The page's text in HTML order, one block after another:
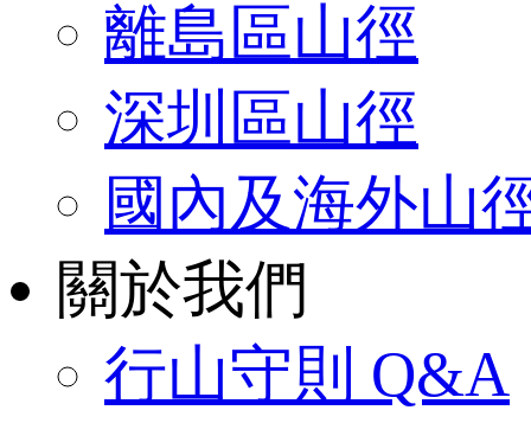
離島區山徑
深圳區山徑
國內及海外山
關於我們
行山守則 Q&A